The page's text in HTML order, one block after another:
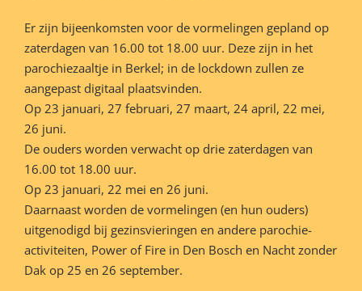
Er zijn bijeenkomsten voor de vormelingen gepland op
zaterdagen van 16.00 tot 18.00 uur. Deze zijn in het
parochiezaaltje in Berkel; in de lockdown zullen ze
aangepast digitaal plaatsvinden.
Op 23 januari, 27 februari, 27 maart, 24 april, 22 mei,
26 juni.
De ouders worden verwacht op drie zaterdagen van
16.00 tot 18.00 uur.
Op 23 januari, 22 mei en 26 juni.
Daarnaast worden de vormelingen (en hun ouders)
uitgenodigd bij gezinsvieringen en andere parochie-
activiteiten, Power of Fire in Den Bosch en Nacht zonder
Dak op 25 en 26 september.